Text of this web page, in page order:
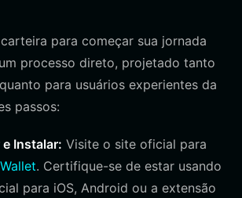
para começar sua jornada
processo direto, projetado tanto
para usuários experientes da
passos:
e Instalar: Visite o site oficial para
. Certifique-se de estar usando
para iOS, Android ou a extensão